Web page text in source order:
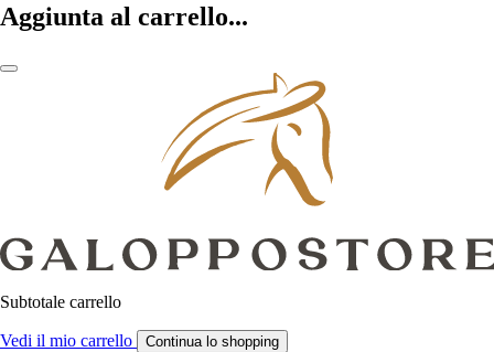
Aggiunta al carrello...
Subtotale carrello
Vedi il mio carrello Continua lo shopping